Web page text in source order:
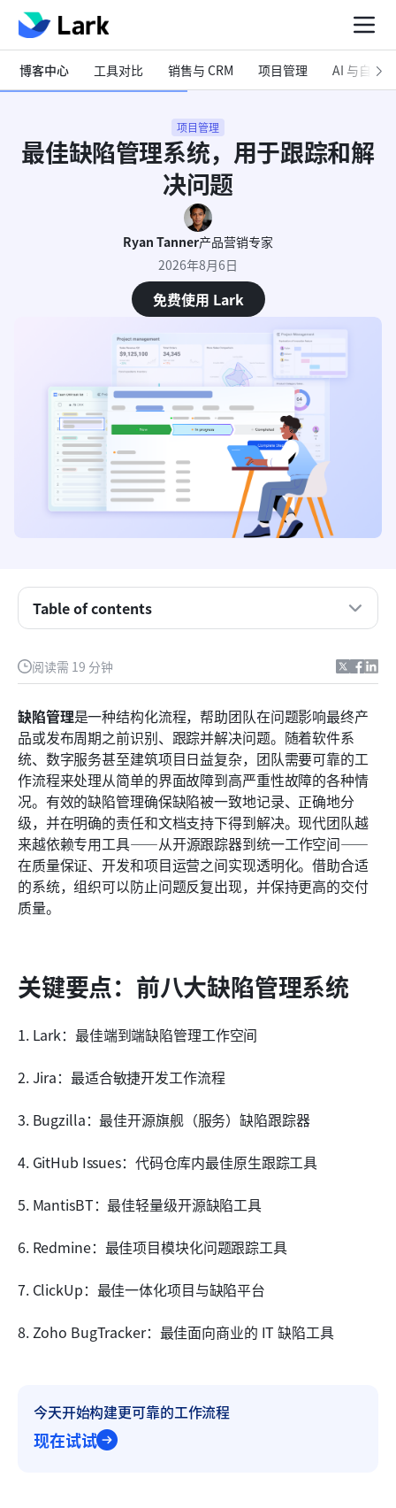
博客中心 工具对比 销售与 CRM 项目管理 AI 与自动化
项目管理
最佳缺陷管理系统，用于跟踪和解
决问题
Ryan Tanner产品营销专家
2026年8月6日
免费使用 Lark
阅读需 19 分钟
缺陷管理是一种结构化流程，帮助团队在问题影响最终产
品或发布周期之前识别、跟踪并解决问题。随着软件系
统、数字服务甚至建筑项目日益复杂，团队需要可靠的工
作流程来处理从简单的界面故障到高严重性故障的各种情
况。有效的缺陷管理确保缺陷被一致地记录、正确地分
级，并在明确的责任和文档支持下得到解决。现代团队越
来越依赖专用工具——从开源跟踪器到统一工作空间——
在质量保证、开发和项目运营之间实现透明化。借助合适
的系统，组织可以防止问题反复出现，并保持更高的交付
质量。
关键要点：前八大缺陷管理系统
1. Lark：最佳端到端缺陷管理工作空间
2. Jira：最适合敏捷开发工作流程
3. Bugzilla：最佳开源旗舰（服务）缺陷跟踪器
4. GitHub Issues：代码仓库内最佳原生跟踪工具
5. MantisBT：最佳轻量级开源缺陷工具
6. Redmine：最佳项目模块化问题跟踪工具
7. ClickUp：最佳一体化项目与缺陷平台
8. Zoho BugTracker：最佳面向商业的 IT 缺陷工具
今天开始构建更可靠的工作流程
现在试试
Table of contents
顶级缺陷管理工具概览快照表
什么是缺陷管理？
缺陷管理系统与传统缺陷跟踪器
如何设置缺陷管理生命周期
现代缺陷管理软件的关键功能
软件团队的8个最佳缺陷管理工具
为您的团队选择合适的缺陷管理工具
团队在报告常见缺陷时犯的错误
结论
常见问题